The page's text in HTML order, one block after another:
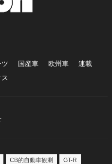
国産車 欧州車
連載
ス
CB的自動車観測 GT-R